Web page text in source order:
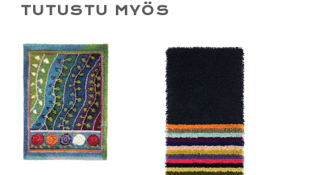
TUTUSTU MYÖS